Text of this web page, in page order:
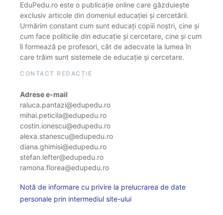
EduPedu.ro este o publicație online care găzduiește
exclusiv articole din domeniul educației și cercetării.
Urmărim constant cum sunt educați copiii noștri, cine și
cum face politicile din educație și cercetare, cine și cum
îi formează pe profesori, cât de adecvate la lumea în
care trăim sunt sistemele de educație și cercetare.
CONTACT REDACȚIE
Adrese e-mail
raluca.pantazi@edupedu.ro
mihai.peticila@edupedu.ro
costin.ionescu@edupedu.ro
alexa.stanescu@edupedu.ro
diana.ghimisi@edupedu.ro
stefan.lefter@edupedu.ro
ramona.florea@edupedu.ro
Notă de informare cu privire la prelucrarea de date
personale prin intermediul site-ului